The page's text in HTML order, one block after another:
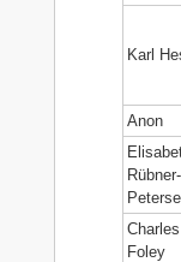
Karl
Anon
Rübner-
Charles
Foley